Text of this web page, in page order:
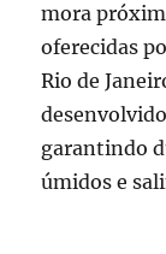
mora
oferecidas
Rio de
garantindo
úmidos e